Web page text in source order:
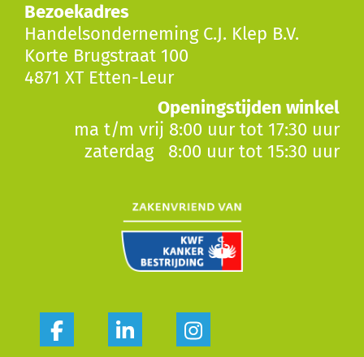
Bezoekadres
Handelsonderneming C.J. Klep B.V.
Korte Brugstraat 100
4871 XT Etten-Leur
Openingstijden winkel
ma t/m vrij 8:00 uur tot 17:30 uur
zaterdag 8:00 uur tot 15:30 uur